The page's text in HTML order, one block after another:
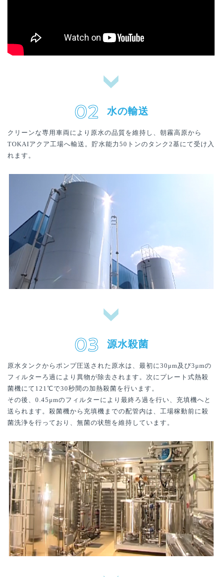
水の輸送
クリーンな専用車両により原水の品質を維持し、朝霧高原から
TOKAIアクア工場へ輸送。貯水能力50トンのタンク2基にて受け入
れます。
源水殺菌
原水タンクからポンプ圧送された原水は、最初に30μm及び3μmの
フィルターろ過により異物が除去されます。次にプレート式熱殺
菌機にて121℃で30秒間の加熱殺菌を行います。
その後、0.45μmのフィルターにより最終ろ過を行い、充填機へと
送られます。殺菌機から充填機までの配管内は、工場稼動前に殺
菌洗浄を行っており、無菌の状態を維持しています。